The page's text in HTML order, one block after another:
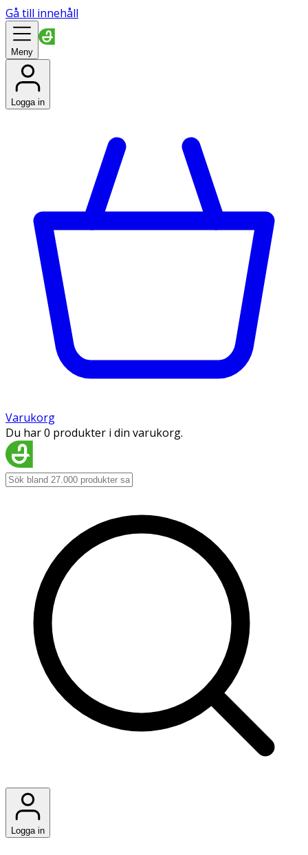
Gå till innehåll
Meny
Logga in
Varukorg
Du har 0 produkter i din varukorg.
Logga in